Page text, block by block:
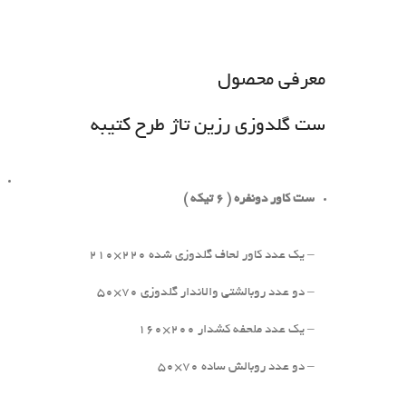
معرفی محصول
ست گلدوزی رزین تاژ طرح کتیبه
ست کاور دونفره ( 6 تیکه )
– یک عدد کاور لحاف گلدوزی شده 220×210
– دو عدد روبالشتی والاندار گلدوزی 70×50
– یک عدد ملحفه کشدار 200×160
– دو عدد روبالش ساده 70×50